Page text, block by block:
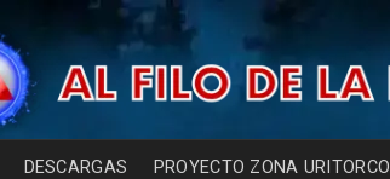
DESCARGAS PROYECTO ZONA URITORCO